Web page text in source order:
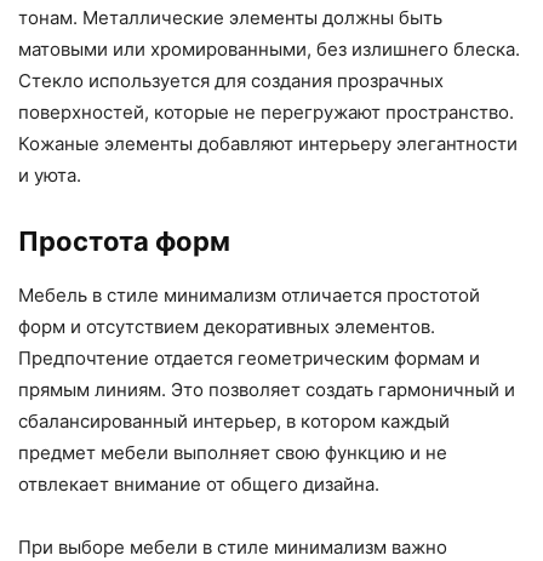
тонам. Металлические элементы должны быть
матовыми или хромированными, без излишнего блеска.
Стекло используется для создания прозрачных
поверхностей, которые не перегружают пространство.
Кожаные элементы добавляют интерьеру элегантности
и уюта.
Простота форм
Мебель в стиле минимализм отличается простотой
форм и отсутствием декоративных элементов.
Предпочтение отдается геометрическим формам и
прямым линиям. Это позволяет создать гармоничный и
сбалансированный интерьер, в котором каждый
предмет мебели выполняет свою функцию и не
отвлекает внимание от общего дизайна.
При выборе мебели в стиле минимализм важно